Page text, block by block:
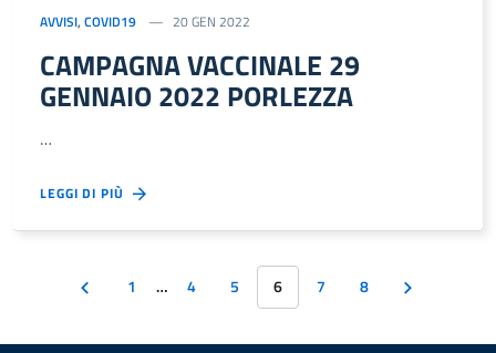
AVVISI, COVID19 20 GEN 2022
CAMPAGNA VACCINALE 29
GENNAIO 2022 PORLEZZA
…
LEGGI DI PIÙ
1 … 4 5 6 7 8